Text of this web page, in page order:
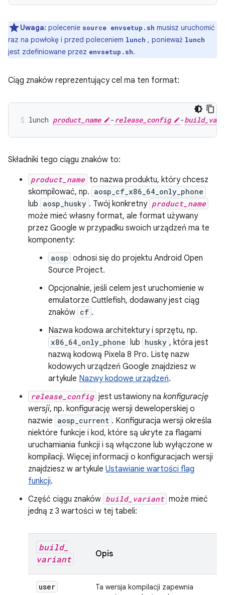
Uwaga: polecenie source envsetup.sh musisz uruchomić
raz na powłokę i przed poleceniem lunch , ponieważ lunch
jest zdefiniowane przez envsetup.sh.
Ciąg znaków reprezentujący cel ma ten format:
lunch product_name - release_config -
Składniki tego ciągu znaków to:
product_name to nazwa produktu, który chcesz
skompilować, np. aosp_cf_x86_64_only_phone
lub aosp_husky . Twój konkretny product_name
może mieć własny format, ale format używany
przez Google w przypadku swoich urządzeń ma te
komponenty:
aosp odnosi się do projektu Android Open
Source Project.
Opcjonalnie, jeśli celem jest uruchomienie w
emulatorze Cuttlefish, dodawany jest ciąg
znaków cf .
Nazwa kodowa architektury i sprzętu, np.
x86_64_only_phone lub husky , która jest
nazwą kodową Pixela 8 Pro. Listę nazw
kodowych urządzeń Google znajdziesz w
artykule Nazwy kodowe urządzeń.
release_config jest ustawiony na konfigurację
wersji, np. konfigurację wersji deweloperskiej o
nazwie aosp_current . Konfiguracja wersji określa
niektóre funkcje i kod, które są ukryte za flagami
uruchamiania funkcji i są włączone lub wyłączone w
kompilacji. Więcej informacji o konfiguracjach wersji
znajdziesz w artykule Ustawianie wartości flag
funkcji.
Część ciągu znaków build_variant może mieć
jedną z 3 wartości w tej tabeli:
build_
variant
Opis
user
Ta wersja kompilacji zapewnia